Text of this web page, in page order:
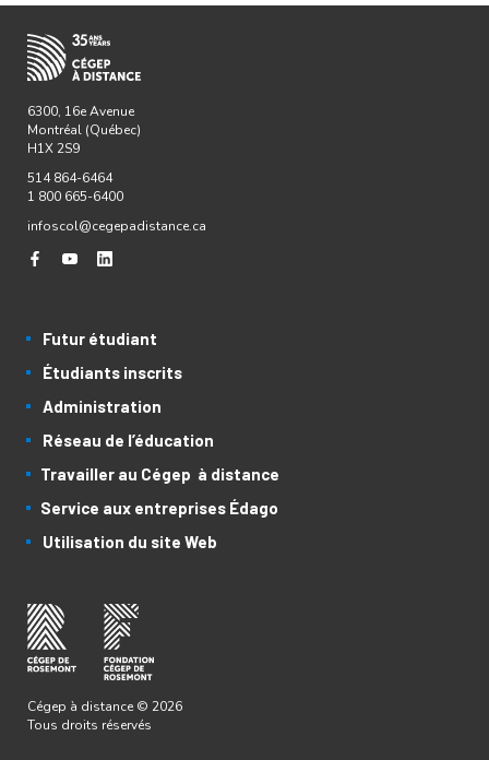
6300, 16e Avenue
Montréal (Québec)
H1X 2S9
514 864-6464
1 800 665-6400
infoscol@cegepadistance.ca
Futur étudiant
Étudiants inscrits
Administration
Réseau de l’éducation
Travailler au Cégep à distance
Service aux entreprises Édago
Utilisation du site Web
Cégep à distance © 2026
Tous droits réservés